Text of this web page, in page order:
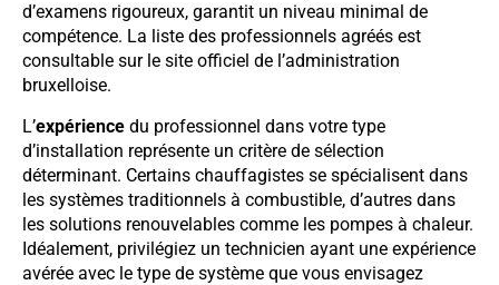
d’examens rigoureux, garantit un niveau minimal de
compétence. La liste des professionnels agréés est
consultable sur le site officiel de l’administration
bruxelloise.
L’expérience du professionnel dans votre type
d’installation représente un critère de sélection
déterminant. Certains chauffagistes se spécialisent dans
les systèmes traditionnels à combustible, d’autres dans
les solutions renouvelables comme les pompes à chaleur.
Idéalement, privilégiez un technicien ayant une expérience
avérée avec le type de système que vous envisagez